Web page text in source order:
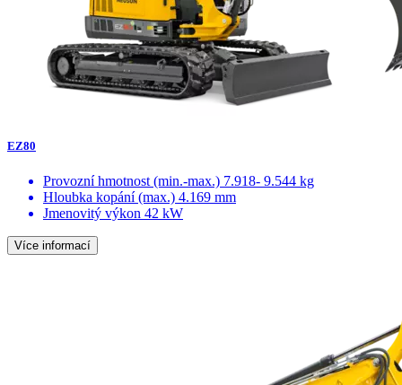
EZ80
Provozní hmotnost (min.-max.) 7.918- 9.544 kg
Hloubka kopání (max.) 4.169 mm
Jmenovitý výkon 42 kW
Více informací